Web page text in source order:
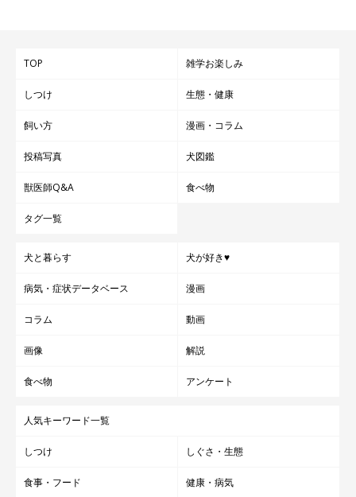
TOP 雑学お楽しみ
しつけ 生態・健康
飼い方 漫画・コラム
投稿写真 犬図鑑
獣医師Q&A 食べ物
タグ一覧
犬と暮らす 犬が好き♥
病気・症状データベース 漫画
コラム 動画
画像 解説
食べ物 アンケート
人気キーワード一覧
しつけ しぐさ・生態
食事・フード 健康・病気